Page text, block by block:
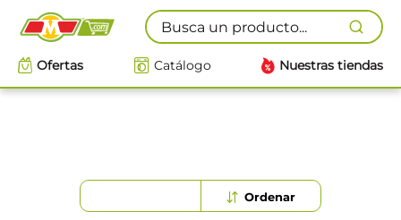
Busca un producto...
Ofertas Catálogo Nuestras tiendas